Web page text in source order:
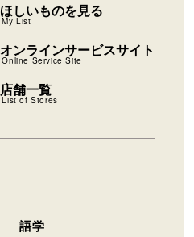
語学
ほしいものを見る
My List
オンラインサービスサイト
Online Service Site
店舗一覧
List of Stores